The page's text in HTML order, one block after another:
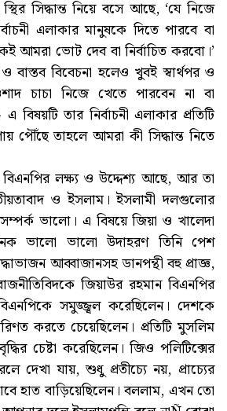
সিদ্ধান্ত নিয়ে বসে আছে, ‘যে নিজে
এলাকার মানুষকে দিতে পারবে বা
আমরা ভোট দেব বা নির্বাচিত করবো।’
বিবেচনা হলেও খুবই স্বার্থপর ও
চাচা নিজে খেতে পারবেন না বা
বিষয়টি তার নির্বাচনী এলাকার প্রতিটি
পৌঁছে তাহলে আমরা কী সিদ্ধান্ত নিতে
লক্ষ্য ও উদ্দেশ্য আছে, আর তা
ও ইসলাম। ইসলামী দলগুলোর
ভালো। এ বিষয়ে জিয়া ও খালেদা
ভালো ভালো উদাহরণ তিনি পেশ
আব্বাজানসহ ডানপন্থী বহু প্রাজ্ঞ,
জিয়াউর রহমান বিএনপির
সমুজ্জ্বল করেছিলেন। দেশকে
করতে চেয়েছিলেন। প্রতিটি মুসলিম
চেষ্টা করেছিলেন। জিও পলিটিক্সের
দেখা যায়, শুধু প্রতীচ্যে নয়, প্রাচ্যের
হাত বাড়িয়েছিলেন। বললাম, এখন তো